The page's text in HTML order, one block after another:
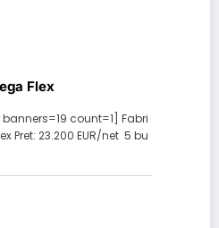
Flex
count=1] Fabri
Pret: 23.200 EUR/net 5 bu